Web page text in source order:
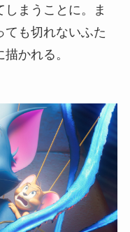
まうことに。ま
ても切れないふた
かれる。